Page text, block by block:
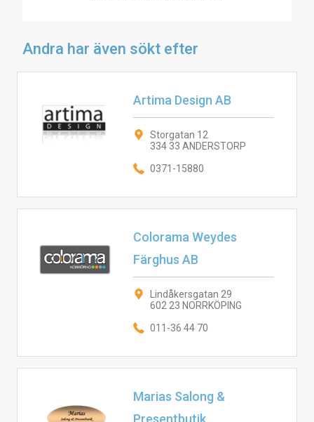
Andra har även sökt efter
Artima Design AB
Storgatan 12
334 33 ANDERSTORP
0371-15880
Colorama Weydes
Färghus AB
Lindåkersgatan 29
602 23 NORRKÖPING
011-36 44 70
Marias Salong &
Presentbutik